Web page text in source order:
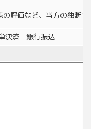
評価など、当方の独断
決済 銀行振込